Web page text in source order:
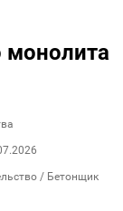
монолита
/ Бетонщик